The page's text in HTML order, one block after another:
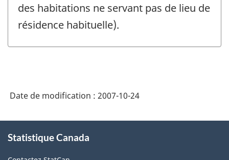
des habitations ne servant pas de lieu de
résidence habituelle).
Date de modification : 2007-10-24
propos
Statistique Canada